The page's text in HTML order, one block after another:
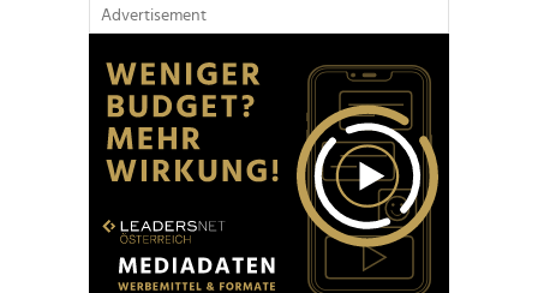
Advertisement